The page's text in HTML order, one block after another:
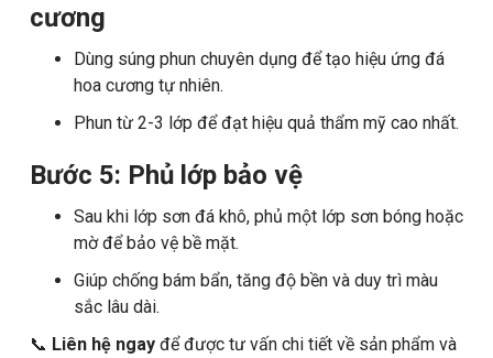
cương
Dùng súng phun chuyên dụng để tạo hiệu ứng đá
hoa cương tự nhiên.
Phun từ 2-3 lớp để đạt hiệu quả thẩm mỹ cao nhất.
Bước 5: Phủ lớp bảo vệ
Sau khi lớp sơn đá khô, phủ một lớp sơn bóng hoặc
mờ để bảo vệ bề mặt.
Giúp chống bám bẩn, tăng độ bền và duy trì màu
sắc lâu dài.
📞 Liên hệ ngay để được tư vấn chi tiết về sản phẩm và